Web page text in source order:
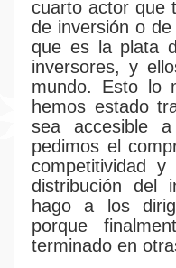
cuarto actor que
de inversión o
que es la plata
inversores, y
mundo. Esto lo
hemos estado
sea accesible
pedimos el
competitividad
distribución del
hago a los
porque
terminado en